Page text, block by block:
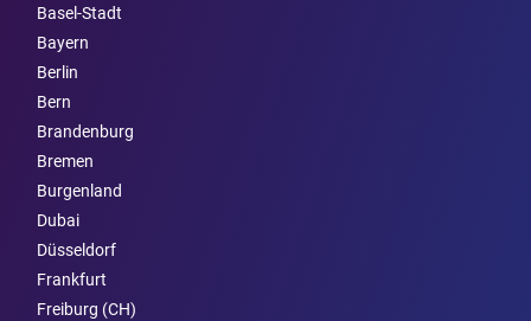
Basel-Stadt
Bayern
Berlin
Bern
Brandenburg
Bremen
Burgen­land
Dubai
Düsseldorf
Frankfurt
Freiburg (CH)